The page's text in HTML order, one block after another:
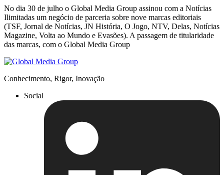
No dia 30 de julho o Global Media Group assinou com a Notícias
Ilimitadas um negócio de parceria sobre nove marcas editoriais
(TSF, Jornal de Notícias, JN História, O Jogo, NTV, Delas, Notícias
Magazine, Volta ao Mundo e Evasões). A passagem de titularidade
das marcas, com o Global Media Group
Conhecimento, Rigor, Inovação
Social